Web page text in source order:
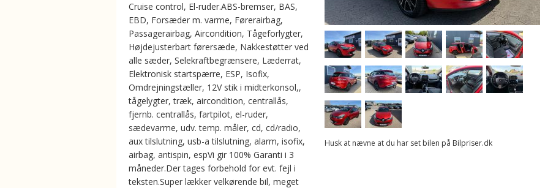
Cruise control, El-ruder.ABS-bremser, BAS,
EBD, Forsæder m. varme, Førerairbag,
Passagerairbag, Aircondition, Tågeforlygter,
Højdejusterbart førersæde, Nakkestøtter ved
alle sæder, Selekraftbegrænsere, Læderrat,
Elektronisk startspærre, ESP, Isofix,
Omdrejningstæller, 12V stik i midterkonsol,,
tågelygter, træk, aircondition, centrallås,
fjernb. centrallås, fartpilot, el-ruder,
sædevarme, udv. temp. måler, cd, cd/radio,
aux tilslutning, usb-a tilslutning, alarm, isofix,
airbag, antispin, espVi gir 100% Garanti i 3
måneder.Der tages forbehold for evt. fejl i
teksten.Super lækker velkørende bil, meget
Husk at nævne at du har set bilen på Bilpriser.dk